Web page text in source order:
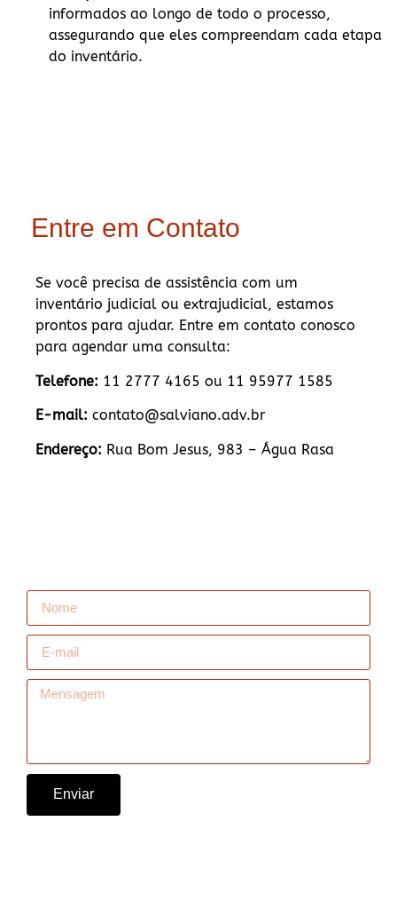
informados ao longo de todo o processo,
assegurando que eles compreendam cada etapa
do inventário.
Entre em Contato
Se você precisa de assistência com um
inventário judicial ou extrajudicial, estamos
prontos para ajudar. Entre em contato conosco
para agendar uma consulta:
Telefone: 11 2777 4165 ou 11 95977 1585
E-mail: contato@salviano.adv.br
Endereço: Rua Bom Jesus, 983 – Água Rasa
Enviar